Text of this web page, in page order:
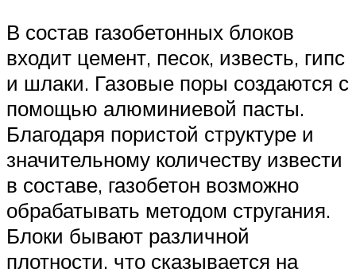
В состав газобетонных блоков
входит цемент, песок, известь, гипс
и шлаки. Газовые поры создаются с
помощью алюминиевой пасты.
Благодаря пористой структуре и
значительному количеству извести
в составе, газобетон возможно
обрабатывать методом стругания.
Блоки бывают различной
плотности, что сказывается на